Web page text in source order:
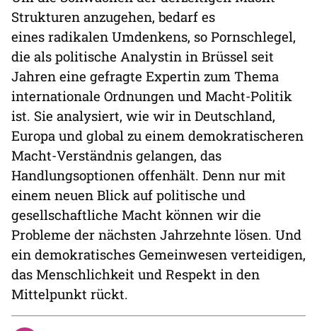
Strukturen anzugehen, bedarf es
eines radikalen Umdenkens, so Pornschlegel,
die als politische Analystin in Brüssel seit
Jahren eine gefragte Expertin zum Thema
internationale Ordnungen und Macht-Politik
ist. Sie analysiert, wie wir in Deutschland,
Europa und global zu einem demokratischeren
Macht-Verständnis gelangen, das
Handlungsoptionen offenhält. Denn nur mit
einem neuen Blick auf politische und
gesellschaftliche Macht können wir die
Probleme der nächsten Jahrzehnte lösen. Und
ein demokratisches Gemeinwesen verteidigen,
das Menschlichkeit und Respekt in den
Mittelpunkt rückt.